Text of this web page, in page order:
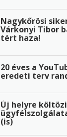
Nagykőrösi
Várkonyi Tibor
tért haza!
20 éves a
eredeti terv
Új helyre
(is)